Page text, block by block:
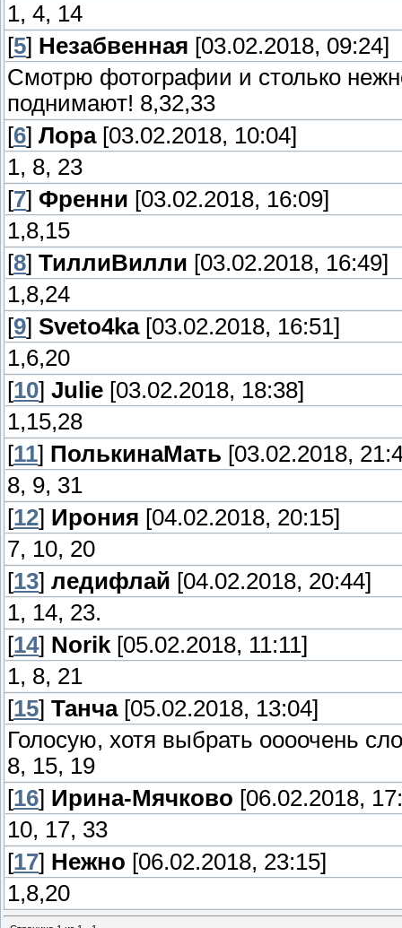
1, 4, 14
[5] Незабвенная [03.02.2018, 09:24]
Смотрю фотографии и столько
поднимают! 8,32,33
[6] Лора[03.02.2018, 10:04]
1, 8, 23
[7] Френни [03.02.2018, 16:09]
1,8,15
[8] ТиллиВилли [03.02.2018, 16:49]
1,8,24
[9] Sveto4ka[03.02.2018, 16:51]
1,6,20
[10] Julie [03.02.2018, 18:38]
1,15,28
[11] ПолькинаМать [03.02.2018,
8, 9, 31
[12] Ирония [04.02.2018, 20:15]
7, 10, 20
[13] ледифлай [04.02.2018, 20:44]
1, 14, 23.
[14] Norik [05.02.2018, 11:11]
1, 8, 21
[15] Танча[05.02.2018, 13:04]
Голосую, хотя выбрать оооочень
8, 15, 19
[16] Ирина-Мячково [06.02.2018,
10, 17, 33
[17] Нежно [06.02.2018, 23:15]
1,8,20